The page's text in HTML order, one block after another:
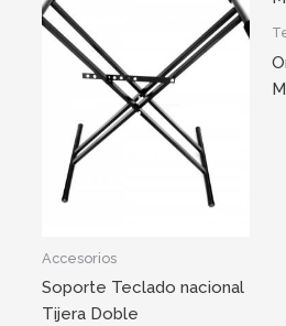
Accesorios
Soporte Teclado nacional
Tijera Doble